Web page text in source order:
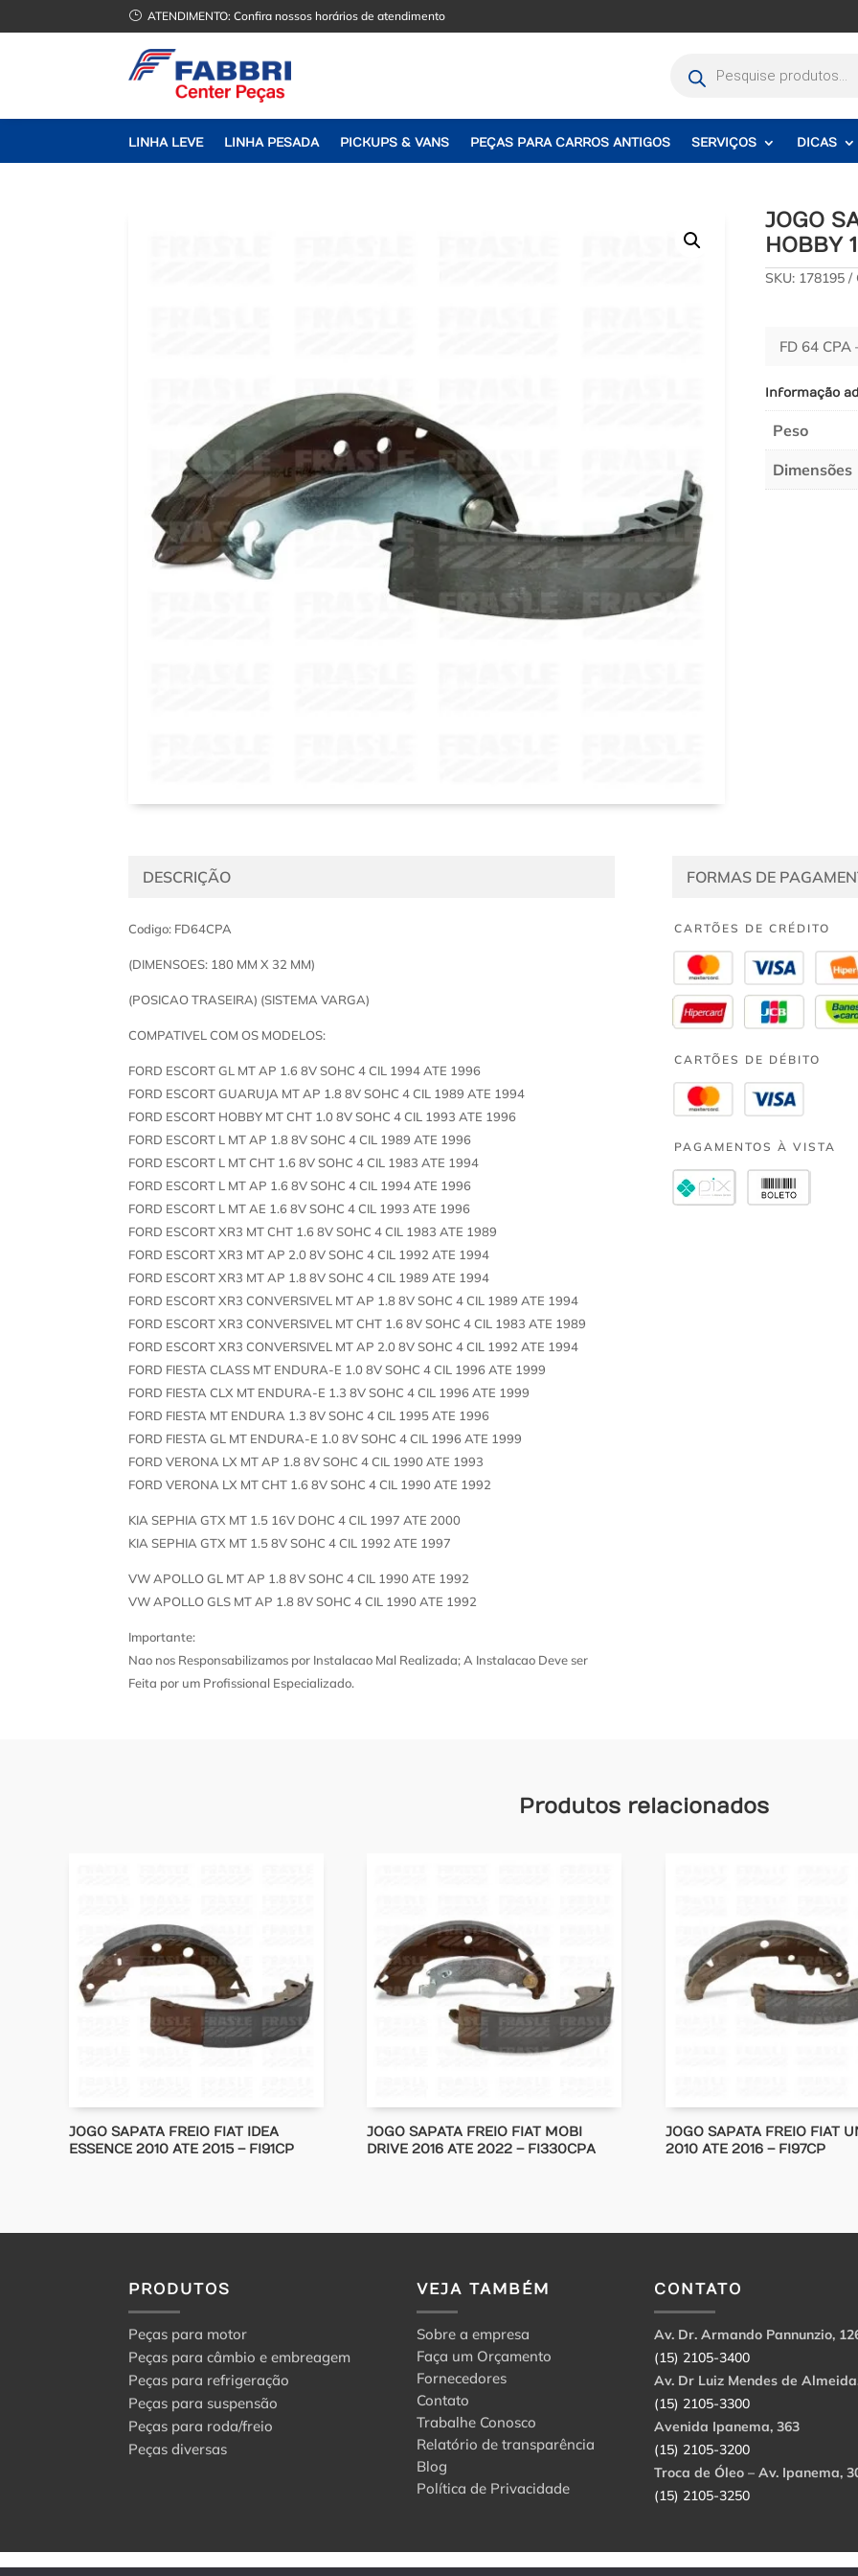
} ATENDIMENTO:Confira nossos horários de atendimento
produtos
LINHA LEVE LINHA PESADA PICKUPS & VANS PEÇAS PARA CARROS ANTIGOS SERVIÇOS DICAS
JOGO
HOBBY
SKU: 178195
FD 64 CPA
Informação
Peso
Dimensões
DESCRIÇÃO
Codigo: FD64CPA
(DIMENSOES: 180 MM X 32 MM)
(POSICAO TRASEIRA) (SISTEMA VARGA)
COMPATIVEL COM OS MODELOS:
FORD ESCORT GL MT AP 1.6 8V SOHC 4 CIL 1994 ATE 1996
FORD ESCORT GUARUJA MT AP 1.8 8V SOHC 4 CIL 1989 ATE 1994
FORD ESCORT HOBBY MT CHT 1.0 8V SOHC 4 CIL 1993 ATE 1996
FORD ESCORT L MT AP 1.8 8V SOHC 4 CIL 1989 ATE 1996
FORD ESCORT L MT CHT 1.6 8V SOHC 4 CIL 1983 ATE 1994
FORD ESCORT L MT AP 1.6 8V SOHC 4 CIL 1994 ATE 1996
FORD ESCORT L MT AE 1.6 8V SOHC 4 CIL 1993 ATE 1996
FORD ESCORT XR3 MT CHT 1.6 8V SOHC 4 CIL 1983 ATE 1989
FORD ESCORT XR3 MT AP 2.0 8V SOHC 4 CIL 1992 ATE 1994
FORD ESCORT XR3 MT AP 1.8 8V SOHC 4 CIL 1989 ATE 1994
FORD ESCORT XR3 CONVERSIVEL MT AP 1.8 8V SOHC 4 CIL 1989 ATE 1994
FORD ESCORT XR3 CONVERSIVEL MT CHT 1.6 8V SOHC 4 CIL 1983 ATE 1989
FORD ESCORT XR3 CONVERSIVEL MT AP 2.0 8V SOHC 4 CIL 1992 ATE 1994
FORD FIESTA CLASS MT ENDURA-E 1.0 8V SOHC 4 CIL 1996 ATE 1999
FORD FIESTA CLX MT ENDURA-E 1.3 8V SOHC 4 CIL 1996 ATE 1999
FORD FIESTA MT ENDURA 1.3 8V SOHC 4 CIL 1995 ATE 1996
FORD FIESTA GL MT ENDURA-E 1.0 8V SOHC 4 CIL 1996 ATE 1999
FORD VERONA LX MT AP 1.8 8V SOHC 4 CIL 1990 ATE 1993
FORD VERONA LX MT CHT 1.6 8V SOHC 4 CIL 1990 ATE 1992
KIA SEPHIA GTX MT 1.5 16V DOHC 4 CIL 1997 ATE 2000
KIA SEPHIA GTX MT 1.5 8V SOHC 4 CIL 1992 ATE 1997
VW APOLLO GL MT AP 1.8 8V SOHC 4 CIL 1990 ATE 1992
VW APOLLO GLS MT AP 1.8 8V SOHC 4 CIL 1990 ATE 1992
Importante:
Nao nos Responsabilizamos por Instalacao Mal Realizada; A Instalacao Deve ser
Feita por um Profissional Especializado.
FORMAS DE
CARTÕES DE CRÉDITO
CARTÕES DE DÉBITO
PAGAMENTOS À VISTA
Produtos relacionados
JOGO SAPATA FREIO FIAT IDEA
ESSENCE 2010 ATE 2015 – FI91CP
JOGO SAPATA FREIO FIAT MOBI
DRIVE 2016 ATE 2022 – FI330CPA
JOGO SAPATA FREIO FIAT
2010 ATE 2016 – FI97CP
PRODUTOS
Peças para motor
Peças para câmbio e embreagem
Peças para refrigeração
Peças para suspensão
Peças para roda/freio
Peças diversas
VEJA TAMBÉM
Sobre a empresa
Faça um Orçamento
Fornecedores
Contato
Trabalhe Conosco
Relatório de transparência
Blog
Política de Privacidade
CONTATO
Av. Dr. Armando Pannunzio,
(15) 2105-3400
Av. Dr Luiz Mendes de
(15) 2105-3300
Avenida Ipanema, 363
(15) 2105-3200
Troca de Óleo – Av. Ipanema,
(15) 2105-3250